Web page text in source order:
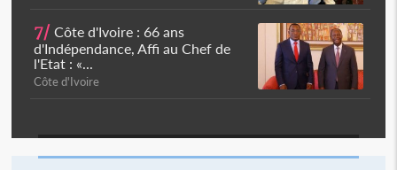
7/ Côte d'Ivoire : 66 ans
d'Indépendance, Affi au Chef de
l'Etat : «...
Côte d'Ivoire